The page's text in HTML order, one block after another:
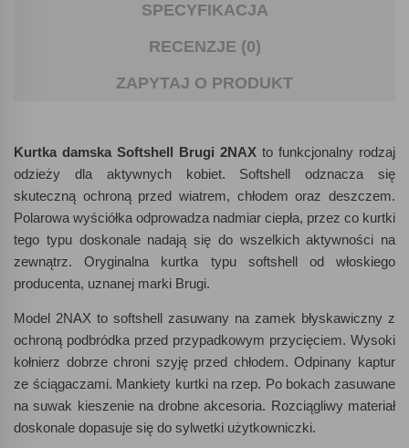
SPECYFIKACJA
RECENZJE (0)
ZAPYTAJ O PRODUKT
Kurtka damska Softshell Brugi 2NAX to funkcjonalny rodzaj
odzieży dla aktywnych kobiet. Softshell odznacza się
skuteczną ochroną przed wiatrem, chłodem oraz deszczem.
Polarowa wyściółka odprowadza nadmiar ciepła, przez co kurtki
tego typu doskonale nadają się do wszelkich aktywności na
zewnątrz. Oryginalna kurtka typu softshell od włoskiego
producenta, uznanej marki Brugi.
Model 2NAX to softshell zasuwany na zamek błyskawiczny z
ochroną podbródka przed przypadkowym przycięciem. Wysoki
kołnierz dobrze chroni szyję przed chłodem. Odpinany kaptur
ze ściągaczami. Mankiety kurtki na rzep. Po bokach zasuwane
na suwak kieszenie na drobne akcesoria. Rozciągliwy materiał
doskonale dopasuje się do sylwetki użytkowniczki.